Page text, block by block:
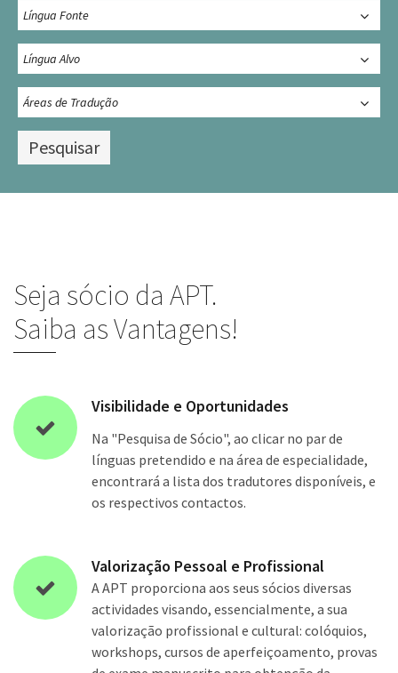
Seja sócio da APT.
Saiba as Vantagens!
Visibilidade e Oportunidades
Na "Pesquisa de Sócio", ao clicar no par de
línguas pretendido e na área de especialidade,
encontrará a lista dos tradutores disponíveis, e
os respectivos contactos.
Valorização Pessoal e Profissional
A APT proporciona aos seus sócios diversas
actividades visando, essencialmente, a sua
valorização profissional e cultural: colóquios,
workshops, cursos de aperfeiçoamento, provas